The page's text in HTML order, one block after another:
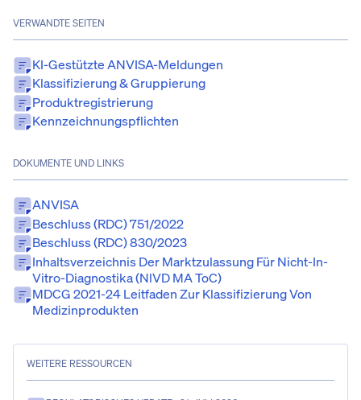
VERWANDTE SEITEN
KI-Gestützte ANVISA-Meldungen
Klassifizierung & Gruppierung
Produktregistrierung
Kennzeichnungspflichten
DOKUMENTE UND LINKS
ANVISA
Beschluss (RDC) 751/2022
Beschluss (RDC) 830/2023
Inhaltsverzeichnis Der Marktzulassung Für Nicht-In-
Vitro-Diagnostika (nlVD MA ToC)
MDCG 2021-24 Leitfaden Zur Klassifizierung Von
Medizinprodukten
WEITERE RESSOURCEN